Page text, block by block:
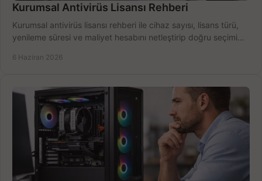
Kurumsal Antivirüs Lisansı Rehberi
Kurumsal antivirüs lisansı rehberi ile cihaz sayısı, lisans türü,
yenileme süresi ve maliyet hesabını netleştirip doğru seçimi
6 Haziran 2026